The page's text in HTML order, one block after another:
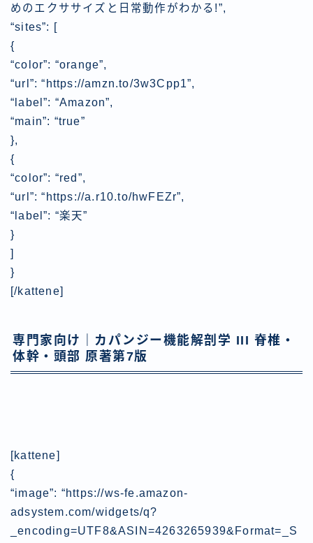
めのエクササイズと日常動作がわかる!”,
“sites”: [
{
“color”: “orange”,
“url”: “https://amzn.to/3w3Cpp1”,
“label”: “Amazon”,
“main”: “true”
},
{
“color”: “red”,
“url”: “https://a.r10.to/hwFEZr”,
“label”: “楽天”
}
]
}
[/kattene]
専門家向け｜ カパンジー機能解剖学 III 脊椎・
体幹・頭部 原著第7版
[kattene]
{
“image”: “https://ws-fe.amazon-
adsystem.com/widgets/q?
_encoding=UTF8&ASIN=4263265939&Format=_S